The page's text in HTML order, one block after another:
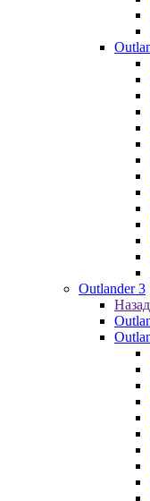
Outlander 3
Назад